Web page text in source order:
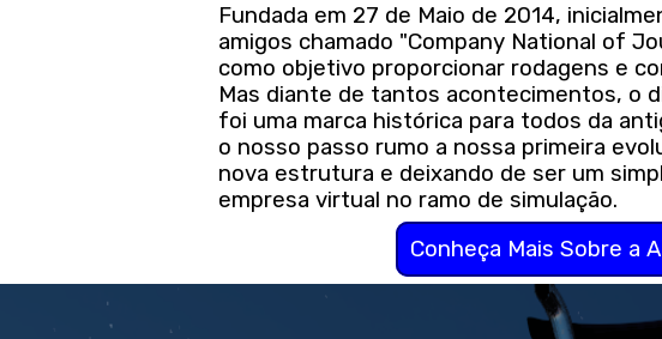
Fundada em 27 de Maio de 2014,
amigos chamado "Company National of
como objetivo proporcionar rodagens e
Mas diante de tantos acontecimentos, o
foi uma marca histórica para todos da
o nosso passo rumo a nossa primeira
nova estrutura e deixando de ser um
empresa virtual no ramo de simulação.
Conheça Mais Sobre a